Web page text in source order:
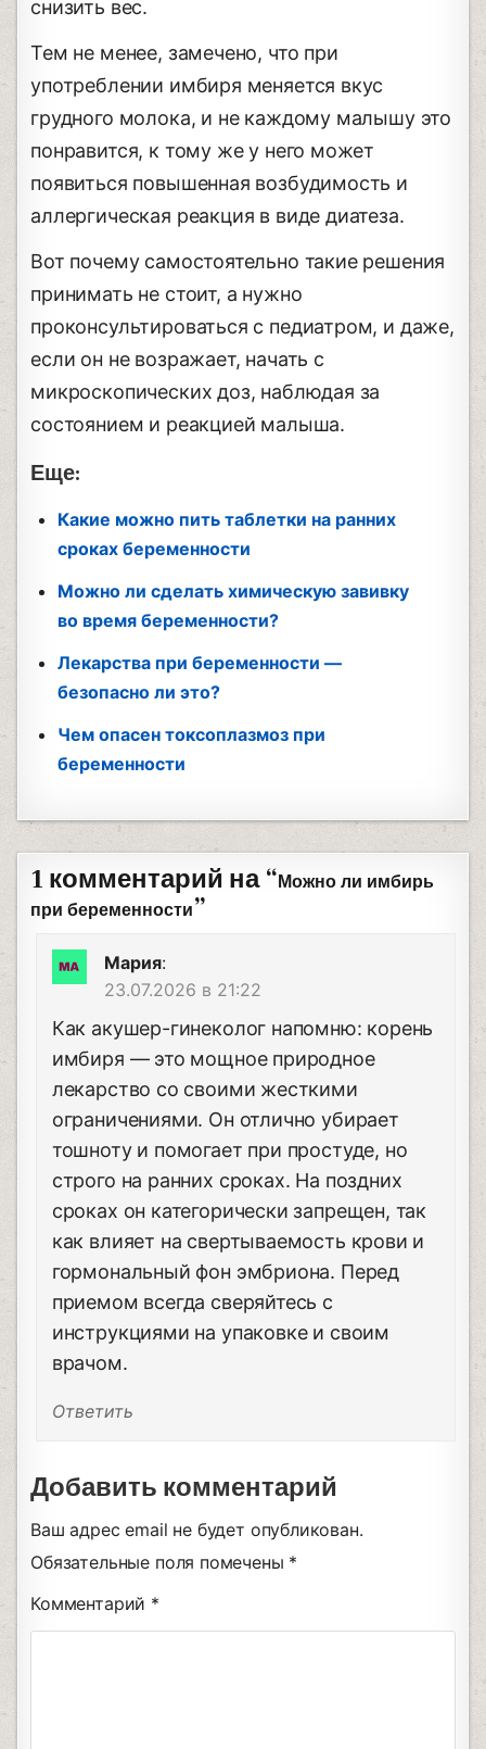
снизить вес.
Тем не менее, замечено, что при
употреблении имбиря меняется вкус
грудного молока, и не каждому малышу это
понравится, к тому же у него может
появиться повышенная возбудимость и
аллергическая реакция в виде диатеза.
Вот почему самостоятельно такие решения
принимать не стоит, а нужно
проконсультироваться с педиатром, и даже,
если он не возражает, начать с
микроскопических доз, наблюдая за
состоянием и реакцией малыша.
Еще:
Какие можно пить таблетки на ранних
сроках беременности
Можно ли сделать химическую завивку
во время беременности?
Лекарства при беременности —
безопасно ли это?
Чем опасен токсоплазмоз при
беременности
1 комментарий на “Можно ли имбирь
при беременности”
Мария:
23.07.2026 в 21:22
Как акушер-гинеколог напомню: корень
имбиря — это мощное природное
лекарство со своими жесткими
ограничениями. Он отлично убирает
тошноту и помогает при простуде, но
строго на ранних сроках. На поздних
сроках он категорически запрещен, так
как влияет на свертываемость крови и
гормональный фон эмбриона. Перед
приемом всегда сверяйтесь с
инструкциями на упаковке и своим
врачом.
Ответить
Добавить комментарий
Ваш адрес email не будет опубликован.
Обязательные поля помечены *
Комментарий *